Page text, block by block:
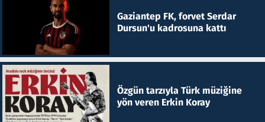
Gaziantep FK, forvet Serdar
Dursun'u kadrosuna kattı
Özgün tarzıyla Türk müziğine
yön veren Erkin Koray